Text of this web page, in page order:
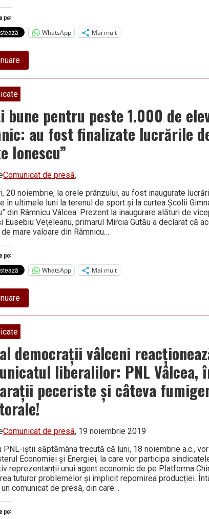
pe:
WhatsApp
Mai mult
about
La
Cornet,
ghinionist
trezit
cu
jandarmii
lângă
el
bune pentru peste 1.000 de
au fost finalizate lucrările
Ionescu”
Comunicat de presă,
20 noiembrie, la orele prânzului, au fost inaugurate
în ultimele luni la terenul de sport şi la curtea Şcolii
din Râmnicu Vâlcea. Prezent la inaugurare alături de
Eusebiu Veţeleanu, primarul Mircia Gutău a declarat că
mare valoare din Râmnicu…
pe:
WhatsApp
Mai mult
about
Vești
bune
pentru
1.000
de
elevi
din
Râmnic:
au
fost
finalizate
lucrările
de
Școala
„Take
Ionescu”
democrații vâlceni
liberalilor: PNL Vâlcea,
peceriste și câteva
Comunicat de presă, 19 noiembrie 2019
PNL-iștii săptămâna trecută că luni, 18 noiembrie a.c.,
Economiei și Energiei, la care vor participa
reprezentanții unui agent economic de pe Platforma
tuturor problemelor și implicit repornirea producției.
un comunicat de presă, din care…
pe: